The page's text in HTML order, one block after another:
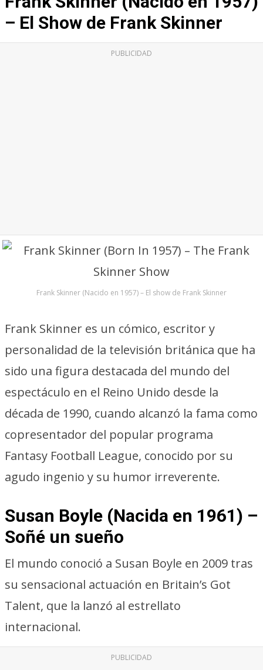
– El Show de Frank Skinner
PUBLICIDAD
Frank Skinner (Nacido en 1957) – El show de Frank Skinner
Frank Skinner es un cómico, escritor y
personalidad de la televisión británica que ha
sido una figura destacada del mundo del
espectáculo en el Reino Unido desde la
década de 1990, cuando alcanzó la fama como
copresentador del popular programa
Fantasy Football League, conocido por su
agudo ingenio y su humor irreverente.
Susan Boyle (Nacida en 1961) –
Soñé un sueño
El mundo conoció a Susan Boyle en 2009 tras
su sensacional actuación en Britain’s Got
Talent, que la lanzó al estrellato
internacional.
PUBLICIDAD